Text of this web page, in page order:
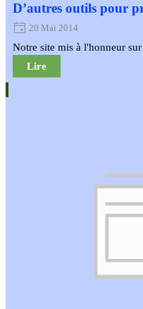
D’autres outils pour
20 Mai 2014
Notre site mis à l'honneur
Lire